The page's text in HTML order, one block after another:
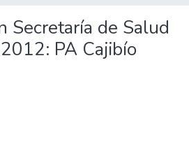
Secretaría de Salud
PA Cajibío